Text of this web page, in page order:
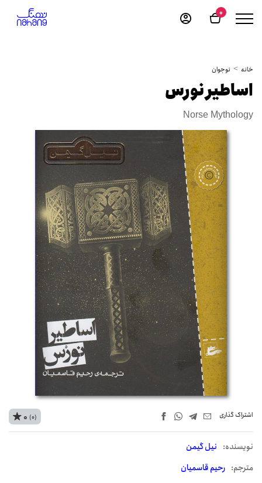
0
خانه نوجوان
اساطیر نورس
Norse Mythology
اشتراک‌ گذاری
نويسنده: نیل گیمن
مترجم: رحیم قاسمیان
0 (0)